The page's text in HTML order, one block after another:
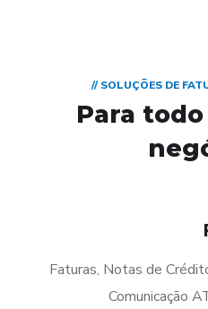
// SOLUÇÕES DE
Para
Faturas, Notas de
Comunicação